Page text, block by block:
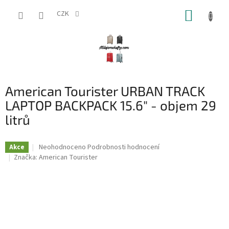
CZK
American Tourister URBAN TRACK
LAPTOP BACKPACK 15.6" - objem 29
litrů
Akce
Průměrné
hodnocení
Neohodnoceno Podrobnosti hodnocení
Značka: American Tourister